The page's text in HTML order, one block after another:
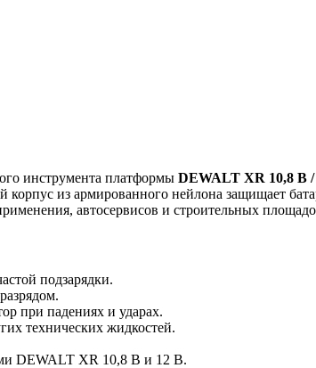
инструмента платформы DEWALT XR 10,8 В
из армированного нейлона защищает
автосервисов и строительных
подзарядки.
при падениях и ударах.
технических жидкостей.
DEWALT XR 10,8 В и 12 В.